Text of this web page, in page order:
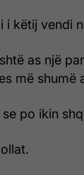
i këtij vendi
as një
më shumë
po ikin